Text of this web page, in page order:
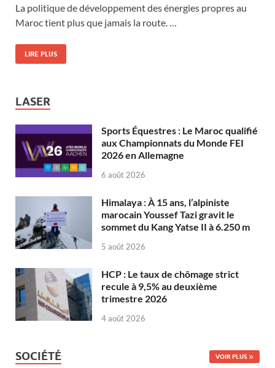
La politique de développement des énergies propres au
Maroc tient plus que jamais la route. …
LIRE PLUS
LASER
Sports Équestres : Le Maroc qualifié
aux Championnats du Monde FEI
2026 en Allemagne
6 août 2026
Himalaya : À 15 ans, l’alpiniste
marocain Youssef Tazi gravit le
sommet du Kang Yatse II à 6.250 m
5 août 2026
HCP : Le taux de chômage strict
recule à 9,5% au deuxième
trimestre 2026
4 août 2026
SOCIÉTÉ VOIR PLUS